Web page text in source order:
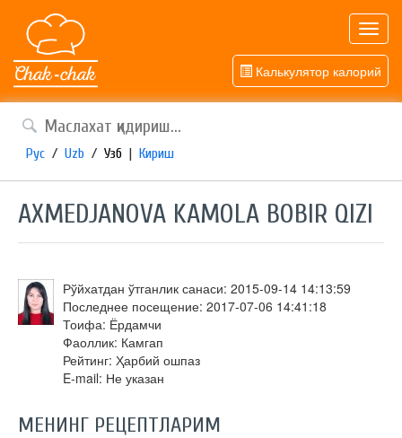
Калькулятор калорий
Рус / Uzb / Узб | Кириш
AXMEDJANOVA KAMOLA BOBIR QIZI
Рўйхатдан ўтганлик санаси: 2015-09-14 14:13:59
Последнее посещение: 2017-07-06 14:41:18
Тоифа: Ёрдамчи
Фаоллик: Камгап
Рейтинг: Ҳарбий ошпаз
E-mail: Не указан
МЕНИНГ РЕЦЕПТЛАРИМ